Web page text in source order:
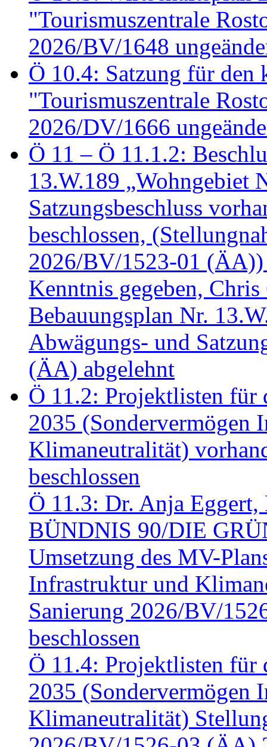
"Tourismuszentrale
2026/BV/1648
Ö 10.4: Satzung für den
"Tourismuszentrale
2026/DV/1666
Ö 11 – Ö 11.1.2:
13.W.189 „Wohngebiet
Satzungsbeschluss
beschlossen,
2026/BV/1523-01
Kenntnis gegeben,
Bebauungsplan Nr.
Abwägungs- und
(ÄA) abgelehnt
Ö 11.2: Projektlisten für
2035 (Sondervermögen
Klimaneutralität)
beschlossen
Ö 11.3: Dr. Anja
BÜNDNIS 90/DIE
Umsetzung des MV-
Infrastruktur und
Sanierung 2026/BV/
beschlossen
Ö 11.4: Projektlisten für
2035 (Sondervermögen
Klimaneutralität)